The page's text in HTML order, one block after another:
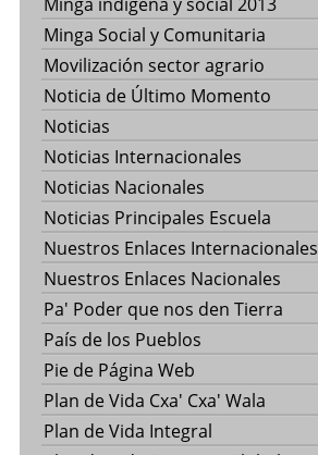
Minga Social y Comunitaria
Movilización sector agrario
Noticia de Último Momento
Noticias
Noticias Internacionales
Noticias Nacionales
Noticias Principales Escuela
Nuestros Enlaces Internacionales
Nuestros Enlaces Nacionales
Pa' Poder que nos den Tierra
País de los Pueblos
Pie de Página Web
Plan de Vida Cxa' Cxa' Wala
Plan de Vida Integral